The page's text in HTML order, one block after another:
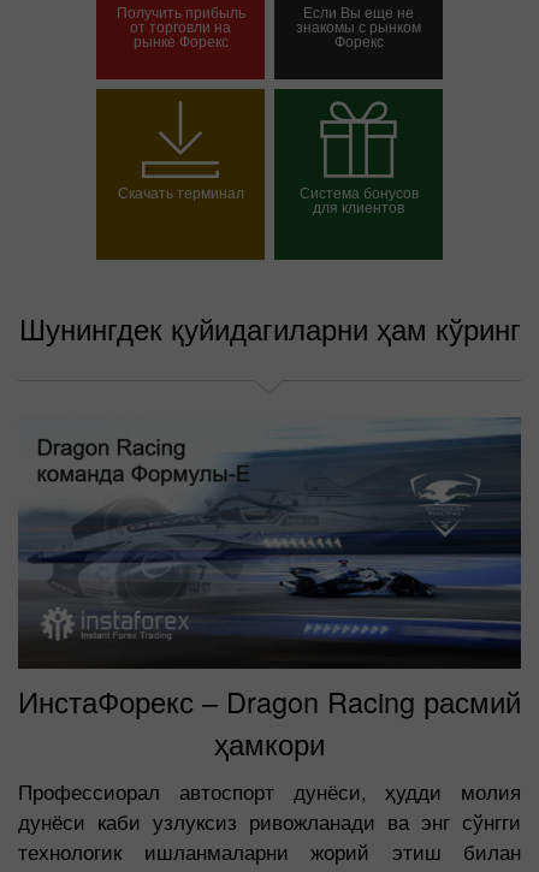
Получить прибыль
от торговли на
рынке Форекс
варағини очиш
Если Вы еще не
знакомы с рынком
Форекс
Демо-ҳисоб-варағини
очиш
Скачать терминал Система бонусов
для клиентов
Шунингдек қуйидагиларни ҳам кўринг
ИнстаФорекс – Dragon Racing расмий
ҳамкори
Профессиорал автоспорт дунёси, ҳудди молия
дунёси каби узлуксиз ривожланади ва энг сўнгги
технологик ишланмаларни жорий этиш билан